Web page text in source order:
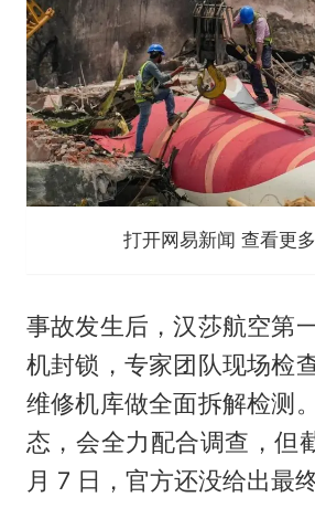
打开网易新闻 查看更
事故发生后，汉莎航空第
机封锁，专家团队现场检
维修机库做全面拆解检测
态，会全力配合调查，但
月 7 日，官方还没给出最